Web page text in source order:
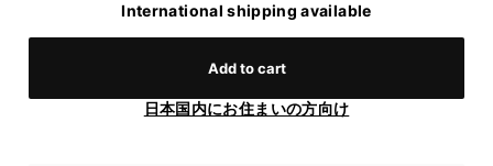
International shipping available
Add to cart
日本国内にお住まいの方向け